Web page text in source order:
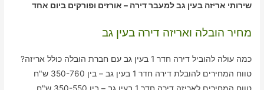
שירותי אריזה בעין גב למעבר דירה – אורזים ופורקים ביום אחד
מחיר הובלה ואריזה דירה בעין גב
כמה עולה להוביל דירה חדר 1 בעין גב עם חברת הובלה כולל אריזה?
טווח המחירים להובלת דירה חדר 1 בעין גב – בין 350-760 ש"ח